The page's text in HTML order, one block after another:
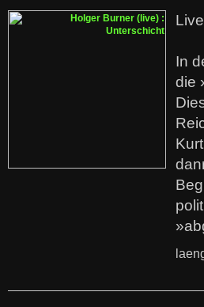
In
die